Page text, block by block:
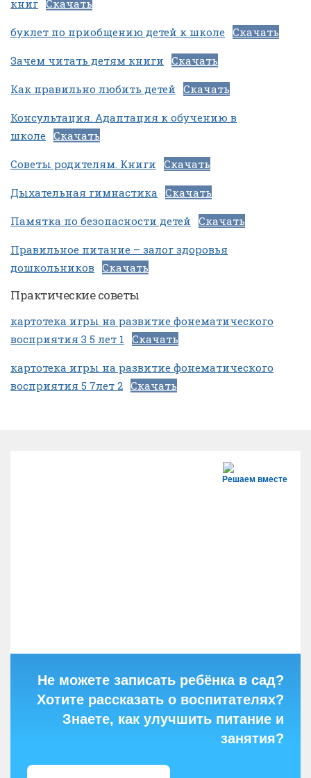
книг Скачать
буклет по приобщению детей к школе Скачать
Зачем читать детям книги Скачать
Как правильно любить детей Скачать
Консультация. Адаптация к обучению в
школе Скачать
Советы родителям. Книги Скачать
Дыхательная гимнастика Скачать
Памятка по безопасности детей Скачать
Правильное питание – залог здоровья
дошкольников
Скачать
Практические советы
картотека игры на развитие фонематического
восприятия 3 5 лет 1
Скачать
картотека игры на развитие фонематического
восприятия 5 7лет 2 Скачать
Решаем вместе
Не можете записать ребёнка в сад?
Хотите рассказать о воспитателях?
Знаете, как улучшить питание и
занятия?